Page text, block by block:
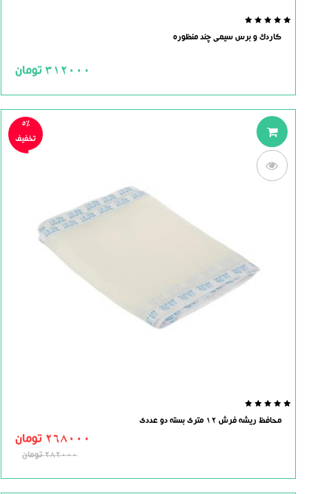
out
کاردک و برس سیمی چند منظوره
312000 تومان
0.0
out
5%
تخفیف
محافظ ریشه فرش 12 متری بسته دو عددی
268000 تومان
282000تومان